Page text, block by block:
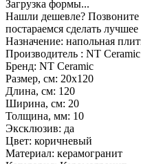
Загрузка формы...
Нашли дешевле?
постараемся сделать
Назначение: напольная
Производитель : NT Ceramic
Бренд: NT Ceramic
Размер, см: 20х120
Длина, см: 120
Ширина, см: 20
Толщина, мм: 10
Эксклюзив: да
Цвет: коричневый
Материал: керамогранит